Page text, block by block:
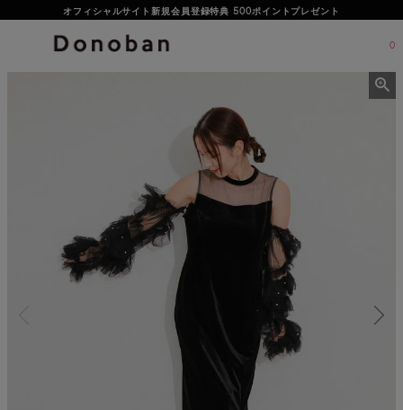
オフィシャルサイト新規会員登録特典 500ポイントプレゼント
0